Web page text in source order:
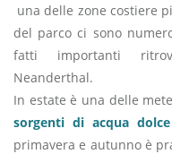
una delle zone costiere
del parco ci sono
fatti importanti
Neanderthal.
In estate è una delle
sorgenti di acqua dolce
primavera e autunno è